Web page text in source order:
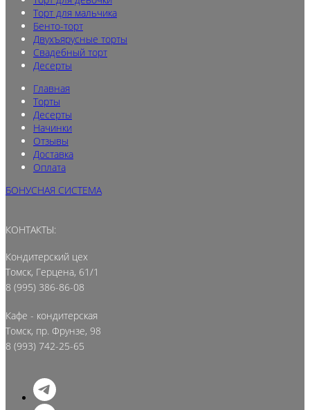
Торт для мальчика
Бенто-торт
Двухъярусные торты
Свадебный торт
Десерты
Главная
Торты
Десерты
Начинки
Отзывы
Доставка
Оплата
БОНУСНАЯ СИСТЕМА
КОНТАКТЫ:
Кондитерский цех
Томск, Герцена, 61/1
8 (995) 386-86-08
Кафе - кондитерская
Томск, пр. Фрунзе, 98
8 (993) 742-25-65